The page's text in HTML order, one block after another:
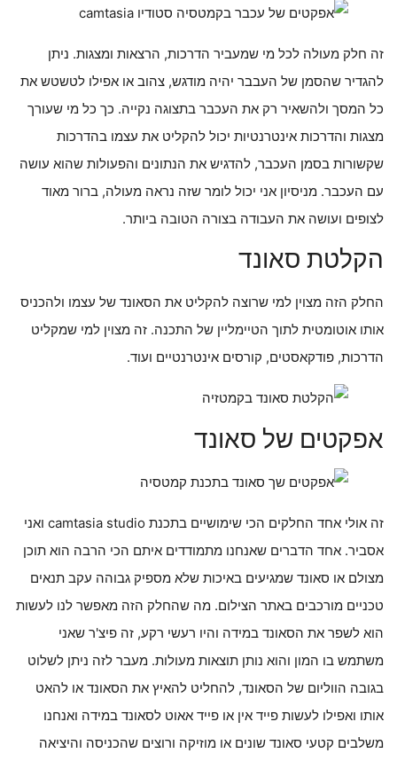
זה חלק מעולה לכל מי שמעביר הדרכות, הרצאות ומצגות. ניתן
להגדיר שהסמן של העבבר יהיה מודגש, צהוב או אפילו לטשטש את
כל המסך ולהשאיר רק את העכבר בתצוגה נקייה. כך כל מי שעורך
מצגות והדרכות אינטרנטיות יכול להקליט את עצמו בהדרכות
שקשורות בסמן העכבר, להדגיש את הנתונים והפעולות שהוא עושה
עם העכבר. מניסיון אני יכול לומר שזה נראה מעולה, ברור מאוד
לצופים ועושה את העבודה בצורה הטובה ביותר.
הקלטת סאונד
החלק הזה מצוין למי שרוצה להקליט את הסאונד של עצמו ולהכניס
אותו אוטומטית לתוך הטיימליין של התכנה. זה מצוין למי שמקליט
הדרכות, פודקאסטים, קורסים אינטרנטיים ועוד.
אפקטים של סאונד
זה אולי אחד החלקים הכי שימושיים בתכנת camtasia studio ואני
אסביר. אחד הדברים שאנחנו מתמודדים איתם הכי הרבה הוא תוכן
מצולם או סאונד שמגיעים באיכות שלא מספיק גבוהה עקב תנאים
טכניים מורכבים באתר הצילום. מה שהחלק הזה מאפשר לנו לעשות
הוא לשפר את הסאונד במידה והיו רעשי רקע, זה פיצ'ר שאני
משתמש בו המון והוא נותן תוצאות מעולות. מעבר לזה ניתן לשלוט
בגובה הווליום של הסאונד, להחליט להאיץ את הסאונד או להאט
אותו ואפילו לעשות פייד אין או פייד אאוט לסאונד במידה ואנחנו
משלבים קטעי סאונד שונים או מוזיקה ורוצים שהכניסה והיציאה